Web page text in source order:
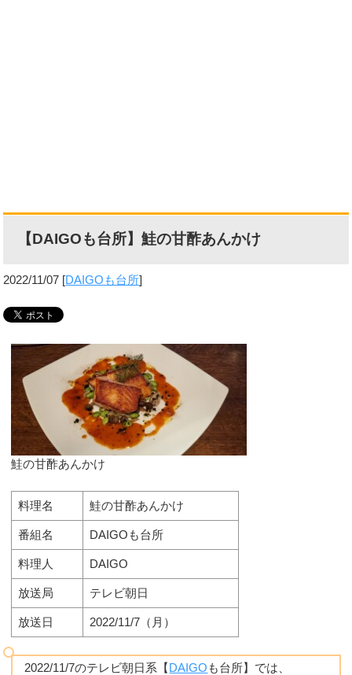
【DAIGOも台所】鮭の甘酢あんかけ
2022/11/07 [DAIGOも台所]
鮭の甘酢あんかけ
料理名 鮭の甘酢あんかけ
番組名 DAIGOも台所
料理人 DAIGO
放送局 テレビ朝日
放送日 2022/11/7（月）
2022/11/7のテレビ朝日系【DAIGO も台所】では、